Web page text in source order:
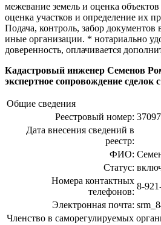
межевание земель и оценка
оценка участков и определение их
Подача, контроль, забор
иные организации. * нотариально
доверенность, оплачивается
Кадастровый инженер Семенов
экспертное сопровождение сделок
Общие сведения
Реестровый номер: 37097
Дата внесения сведений в
реестр:
ФИО:
Статус:
Номера контактных
телефонов:
8-
Электронная почта:
Членство в саморегулируемых